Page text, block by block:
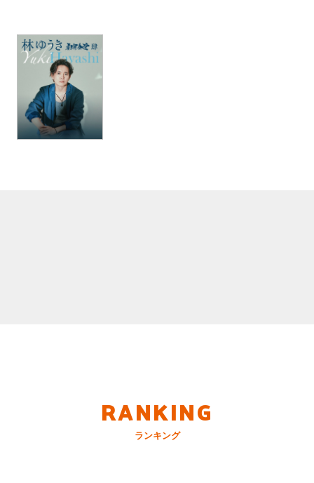
RANKING
ランキング